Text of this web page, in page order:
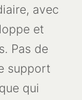
avec
et
Pas de
support
qui